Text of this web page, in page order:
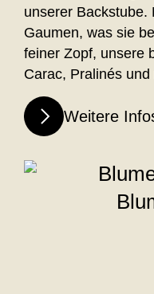
unserer Backstube.
Gaumen, was sie
feiner Zopf, unsere
Carac, Pralinés
Weitere